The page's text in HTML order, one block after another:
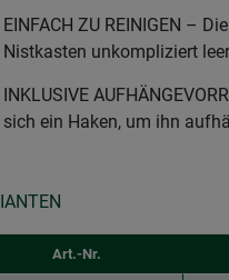
EINFACH ZU REINIGEN –
Nistkasten unkompliziert
INKLUSIVE
sich ein Haken, um ihn
Art.-Nr.